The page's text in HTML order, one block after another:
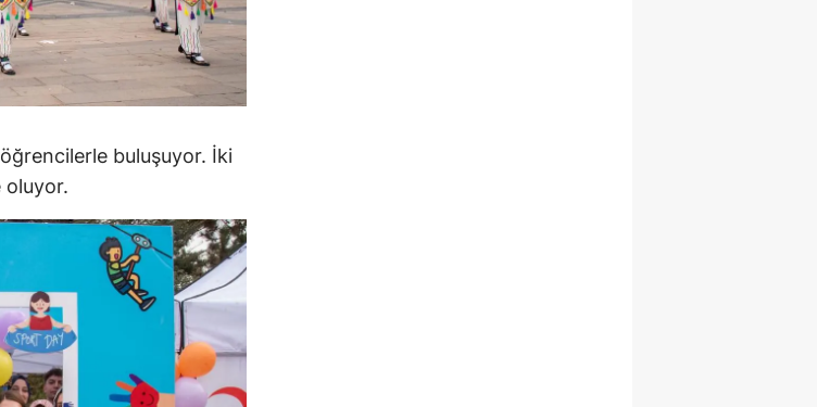
buluşuyor. İki
oluyor.